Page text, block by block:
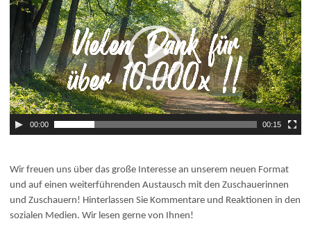
d
e
o
a
y
e
00:00 00:15
Wir freuen uns über das große Interesse an unserem neuen Format
und auf einen weiterführenden Austausch mit den Zuschauerinnen
und Zuschauern! Hinterlassen Sie Kommentare und Reaktionen in den
sozialen Medien. Wir lesen gerne von Ihnen!